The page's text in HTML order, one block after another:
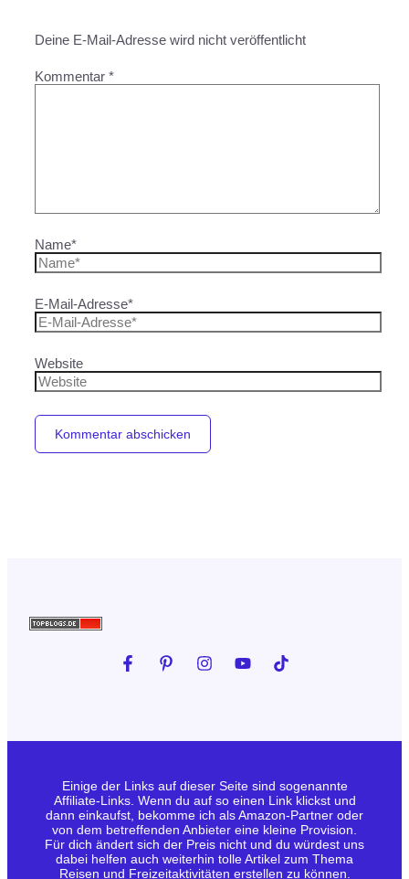
Deine E-Mail-Adresse wird nicht veröffentlicht
Kommentar *
Name*
E-Mail-Adresse*
Website
Einige der Links auf dieser Seite sind sogenannte
Affiliate-Links. Wenn du auf so einen Link klickst und
dann einkaufst, bekomme ich als Amazon-Partner oder
von dem betreffenden Anbieter eine kleine Provision.
Für dich ändert sich der Preis nicht und du würdest uns
dabei helfen auch weiterhin tolle Artikel zum Thema
Reisen und Freizeitaktivitäten erstellen zu können.